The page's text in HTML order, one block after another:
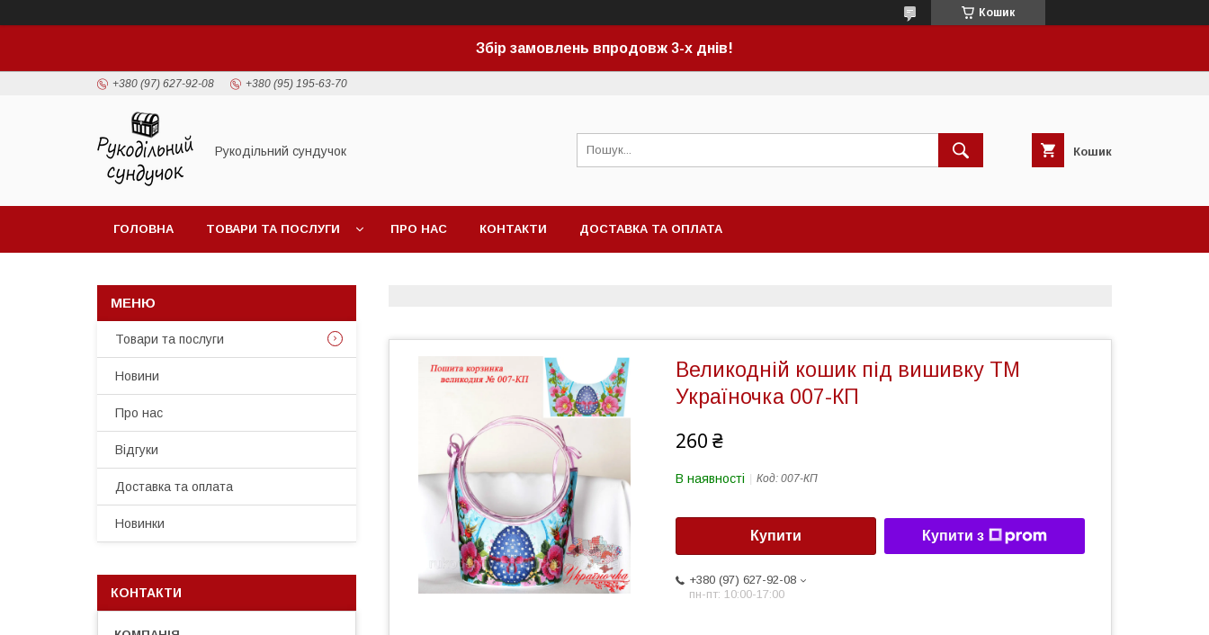
Кошик
Збір замовлень впродовж 3-х днів!
+380 (97) 627-92-08 +380 (95) 195-63-70
Рукодільний сундучок Кошик
ГОЛОВНА ТОВАРИ ТА ПОСЛУГИ ПРО НАС КОНТАКТИ ДОСТАВКА ТА ОПЛАТА
Великодній кошик під вишивку ТМ
Україночка 007-КП
260 ₴
В наявності Код: 007-КП
Купити Купити з
+380 (97) 627-92-08
пн-пт: 10:00-17:00
Товари та послуги
Новини
Про нас
Відгуки
Доставка та оплата
Новинки
КОНТАКТИ